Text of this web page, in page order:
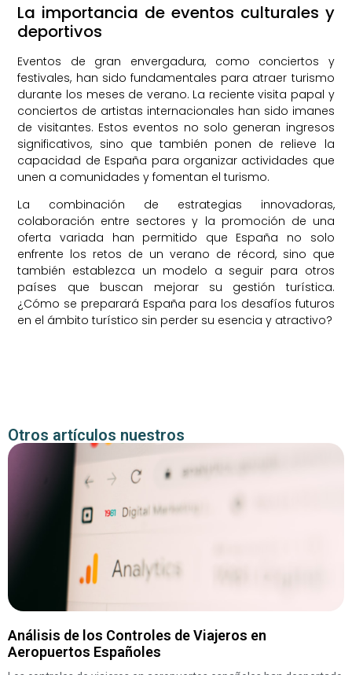
La importancia de eventos culturales y
deportivos
Eventos de gran envergadura, como conciertos y
festivales, han sido fundamentales para atraer turismo
durante los meses de verano. La reciente visita papal y
conciertos de artistas internacionales han sido imanes
de visitantes. Estos eventos no solo generan ingresos
significativos, sino que también ponen de relieve la
capacidad de España para organizar actividades que
unen a comunidades y fomentan el turismo.
La combinación de estrategias innovadoras,
colaboración entre sectores y la promoción de una
oferta variada han permitido que España no solo
enfrente los retos de un verano de récord, sino que
también establezca un modelo a seguir para otros
países que buscan mejorar su gestión turística.
¿Cómo se preparará España para los desafíos futuros
en el ámbito turístico sin perder su esencia y atractivo?
Otros artículos nuestros
Análisis de los Controles de Viajeros en
Aeropuertos Españoles